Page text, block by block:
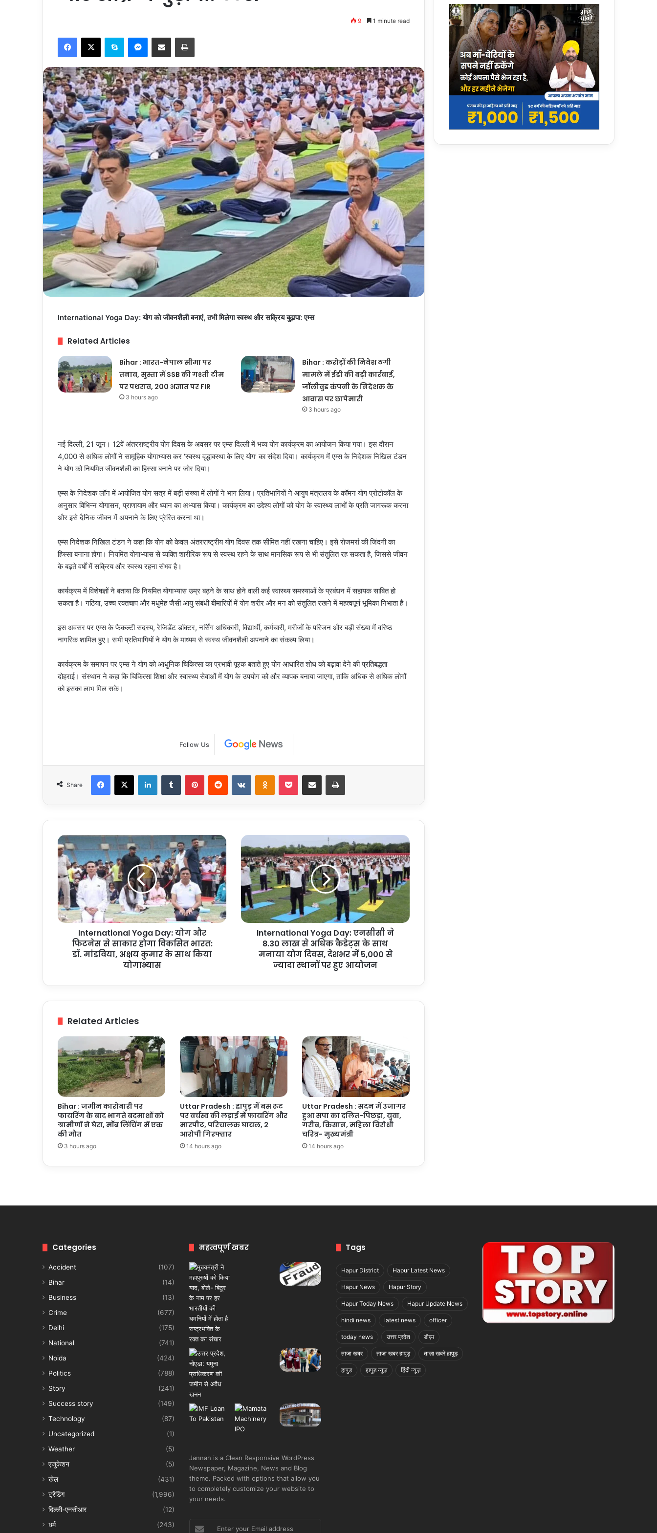
9 1 minute read
Facebook
X Skype Messenger
Share via Email Print
International Yoga Day: योग को जीवनशैली बनाएं, तभी मिलेगा स्वस्थ और सक्रिय बुढ़ापा: एम्स
Related Articles
Bihar : भारत-नेपाल सीमा पर
तनाव, सुस्ता में SSB की गश्ती टीम
पर पथराव, 200 अज्ञात पर FIR
3 hours ago
Bihar : करोड़ों की निवेश ठगी
मामले में ईडी की बड़ी कार्रवाई,
जॉलीवुड कंपनी के निदेशक के
आवास पर छापेमारी
3 hours ago
नई दिल्ली, 21 जून। 12वें अंतरराष्ट्रीय योग दिवस के अवसर पर एम्स दिल्ली में भव्य योग कार्यक्रम का आयोजन किया गया। इस दौरान
4,000 से अधिक लोगों ने सामूहिक योगाभ्यास कर ‘स्वस्थ वृद्धावस्था के लिए योग’ का संदेश दिया। कार्यक्रम में एम्स के निदेशक निखिल टंडन
ने योग को नियमित जीवनशैली का हिस्सा बनाने पर जोर दिया।
एम्स के निदेशक लॉन में आयोजित योग सत्र में बड़ी संख्या में लोगों ने भाग लिया। प्रतिभागियों ने आयुष मंत्रालय के कॉमन योग प्रोटोकॉल के
अनुसार विभिन्न योगासन, प्राणायाम और ध्यान का अभ्यास किया। कार्यक्रम का उद्देश्य लोगों को योग के स्वास्थ्य लाभों के प्रति जागरूक करना
और इसे दैनिक जीवन में अपनाने के लिए प्रेरित करना था।
एम्स निदेशक निखिल टंडन ने कहा कि योग को केवल अंतरराष्ट्रीय योग दिवस तक सीमित नहीं रखना चाहिए। इसे रोजमर्रा की जिंदगी का
हिस्सा बनाना होगा। नियमित योगाभ्यास से व्यक्ति शारीरिक रूप से स्वस्थ रहने के साथ मानसिक रूप से भी संतुलित रह सकता है, जिससे जीवन
के बढ़ते वर्षों में सक्रिय और स्वस्थ रहना संभव है।
कार्यक्रम में विशेषज्ञों ने बताया कि नियमित योगाभ्यास उम्र बढ़ने के साथ होने वाली कई स्वास्थ्य समस्याओं के प्रबंधन में सहायक साबित हो
सकता है। गठिया, उच्च रक्तचाप और मधुमेह जैसी आयु संबंधी बीमारियों में योग शरीर और मन को संतुलित रखने में महत्वपूर्ण भूमिका निभाता है।
इस अवसर पर एम्स के फैकल्टी सदस्य, रेजिडेंट डॉक्टर, नर्सिंग अधिकारी, विद्यार्थी, कर्मचारी, मरीजों के परिजन और बड़ी संख्या में वरिष्ठ
नागरिक शामिल हुए। सभी प्रतिभागियों ने योग के माध्यम से स्वस्थ जीवनशैली अपनाने का संकल्प लिया।
कार्यक्रम के समापन पर एम्स ने योग को आधुनिक चिकित्सा का प्रभावी पूरक बताते हुए योग आधारित शोध को बढ़ावा देने की प्रतिबद्धता
दोहराई। संस्थान ने कहा कि चिकित्सा शिक्षा और स्वास्थ्य सेवाओं में योग के उपयोग को और व्यापक बनाया जाएगा, ताकि अधिक से अधिक लोगों
को इसका लाभ मिल सके।
Follow Us
Share
Facebook
X LinkedInTumblr PinterestReddit VKontakteOdnoklassniki
Pocket Share via Email Print
International
Yoga
Day:
योग
और
फिटनेस
से
साकार
होगा
साथ
योगाभ्यास
International Yoga Day: योग और
फिटनेस से साकार होगा विकसित भारत:
डॉ. मांडविया, अक्षय कुमार के साथ किया
योगाभ्यास
International
Yoga
Day:
एनसीसी
ने
8.30
लाख
से
अधिक
में
स्थानों
पर
हुए
आयोजन
International Yoga Day: एनसीसी ने
8.30 लाख से अधिक कैडेट्स के साथ
मनाया योग दिवस, देशभर में 5,000 से
ज्यादा स्थानों पर हुए आयोजन
Related Articles
Bihar : जमीन कारोबारी पर
फायरिंग के बाद भागते बदमाशों को
ग्रामीणों ने घेरा, मॉब लिंचिंग में एक
की मौत
3 hours ago
Uttar Pradesh : हापुड़ में बस रूट
पर वर्चस्व की लड़ाई में फायरिंग और
मारपीट, परिचालक घायल, 2
आरोपी गिरफ्तार
14 hours ago
Uttar Pradesh : सदन में उजागर
हुआ सपा का दलित-पिछड़ा, युवा,
गरीब, किसान, महिला विरोधी
चरित्र- मुख्यमंत्री
14 hours ago
Categories
Accident
(107)
Bihar
(14)
Business
(13)
Crime
(677)
Delhi
(175)
National
(741)
Noida
(424)
Politics
(788)
Story
(241)
Success story
(149)
Technology
(87)
Uncategorized
(1)
Weather
(5)
एजुकेशन
(5)
खेल
(431)
ट्रेंडिंग
(1,996)
दिल्ली-एनसीआर
(12)
धर्म
(243)
महत्वपूर्ण खबर
Jannah is a Clean Responsive WordPress
Newspaper, Magazine, News and Blog
theme. Packed with options that allow you
to completely customize your website to
your needs.
Tags
Hapur District Hapur Latest News
Hapur News Hapur Story
Hapur Today News Hapur Update News
hindi news latest news officer
today news उत्तर प्रदेश डीएम
ताजा खबर ताज़ा खबर हापुड़ ताज़ा खबरें हापुड़
हापुड़ हापुड़ न्यूज़ हिंदी न्यूज़